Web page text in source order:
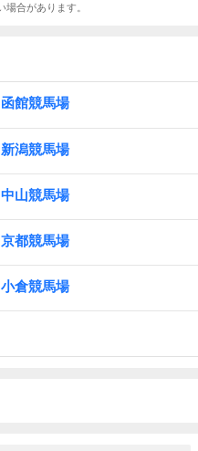
合があります。
函館競馬場
新潟競馬場
中山競馬場
京都競馬場
小倉競馬場